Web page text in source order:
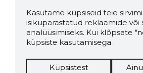
Kasutame küpsiseid teie
isikupärastatud reklaamide või
analüüsimiseks. Kui klõpsate
küpsiste kasutamisega.
Küpsistest